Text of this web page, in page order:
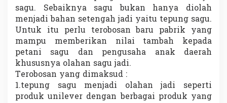
sagu. Sebaiknya sagu bukan hanya diolah
menjadi bahan setengah jadi yaitu tepung sagu.
Untuk itu perlu terobosan baru pabrik yang
mampu memberikan nilai tambah kepada
petani sagu dan pengusaha anak daerah
khususnya olahan sagu jadi.
Terobosan yang dimaksud :
1.tepung sagu menjadi olahan jadi seperti
produk unilever dengan berbagai produk yang